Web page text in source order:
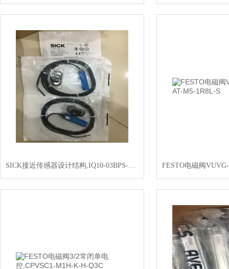
SICK接近传感器设计结构,IQ10-03BPS-KT1